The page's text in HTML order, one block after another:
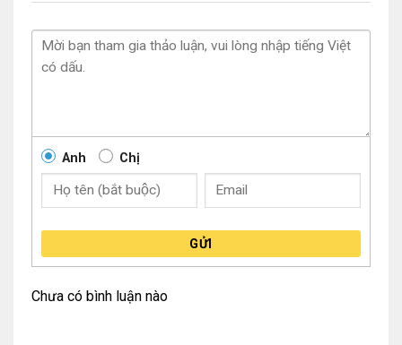
Anh Chị
GỬI
Chưa có bình luận nào